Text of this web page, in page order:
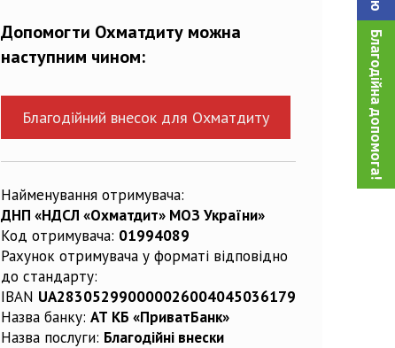
Благодійна допомога!
Допомогти Охматдиту можна
наступним чином:
Благодійний внесок для Охматдиту
Найменування отримувача:
ДНП «НДСЛ «Охматдит» МОЗ України»
Код отримувача: 01994089
Рахунок отримувача у форматі відповідно
до стандарту:
IBAN UA283052990000026004045036179
Назва банку: АТ КБ «ПриватБанк»
Назва послуги: Благодійні внески